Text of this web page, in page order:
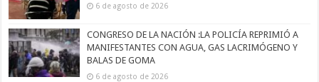
6 de agosto de 2026
CONGRESO DE LA NACIÓN :LA POLICÍA REPRIMIÓ A
MANIFESTANTES CON AGUA, GAS LACRIMÓGENO Y
BALAS DE GOMA
6 de agosto de 2026